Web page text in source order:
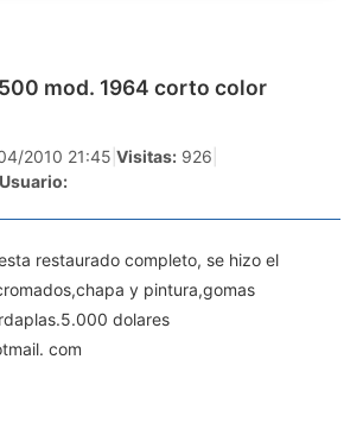
mod. 1964 corto color
2010 21:45 Visitas: 926
Usuario:
restaurado completo, se hizo el
y pintura,gomas
dolares
com